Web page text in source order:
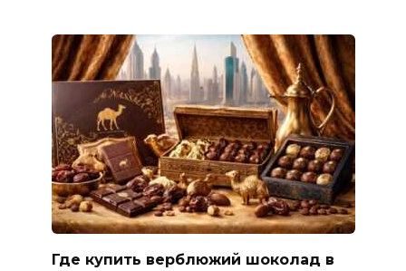
Где купить верблюжий шоколад в